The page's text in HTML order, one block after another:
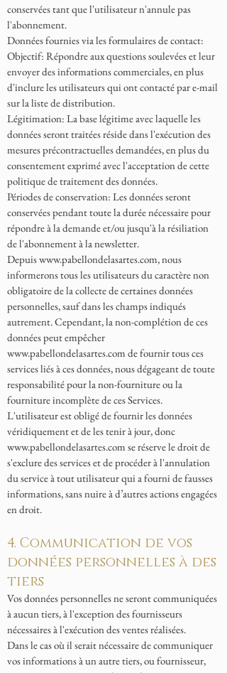
conservées tant que l'utilisateur n'annule pas
l'abonnement.
Données fournies via les formulaires de contact:
Objectif: Répondre aux questions soulevées et leur
envoyer des informations commerciales, en plus
d'inclure les utilisateurs qui ont contacté par e-mail
sur la liste de distribution.
Légitimation: La base légitime avec laquelle les
données seront traitées réside dans l'exécution des
mesures précontractuelles demandées, en plus du
consentement exprimé avec l'acceptation de cette
politique de traitement des données.
Périodes de conservation: Les données seront
conservées pendant toute la durée nécessaire pour
répondre à la demande et/ou jusqu'à la résiliation
de l'abonnement à la newsletter.
Depuiswww.pabellondelasartes.com, nous
informerons tous les utilisateurs du caractère non
obligatoire de la collecte de certaines données
personnelles, sauf dans les champs indiqués
autrement. Cependant, la non-complétion de ces
données peut empêcher
www.pabellondelasartes.com de fournir tous ces
services liés à ces données, nous dégageant de toute
responsabilité pour la non-fourniture ou la
fourniture incomplète de ces Services.
L'utilisateur est obligé de fournir les données
véridiquement et de les tenir à jour, donc
www.pabellondelasartes.com se réserve le droit de
s'exclure des services et de procéder à l'annulation
du service à tout utilisateur qui a fourni de fausses
informations, sans nuire à d’autres actions engagées
en droit.
4. Communication de vos
données personnelles à des
tiers
Vos données personnelles ne seront communiquées
à aucun tiers, à l'exception des fournisseurs
nécessaires à l'exécution des ventes réalisées.
Dans le cas où il serait nécessaire de communiquer
vos informations à un autre tiers, ou fournisseur,